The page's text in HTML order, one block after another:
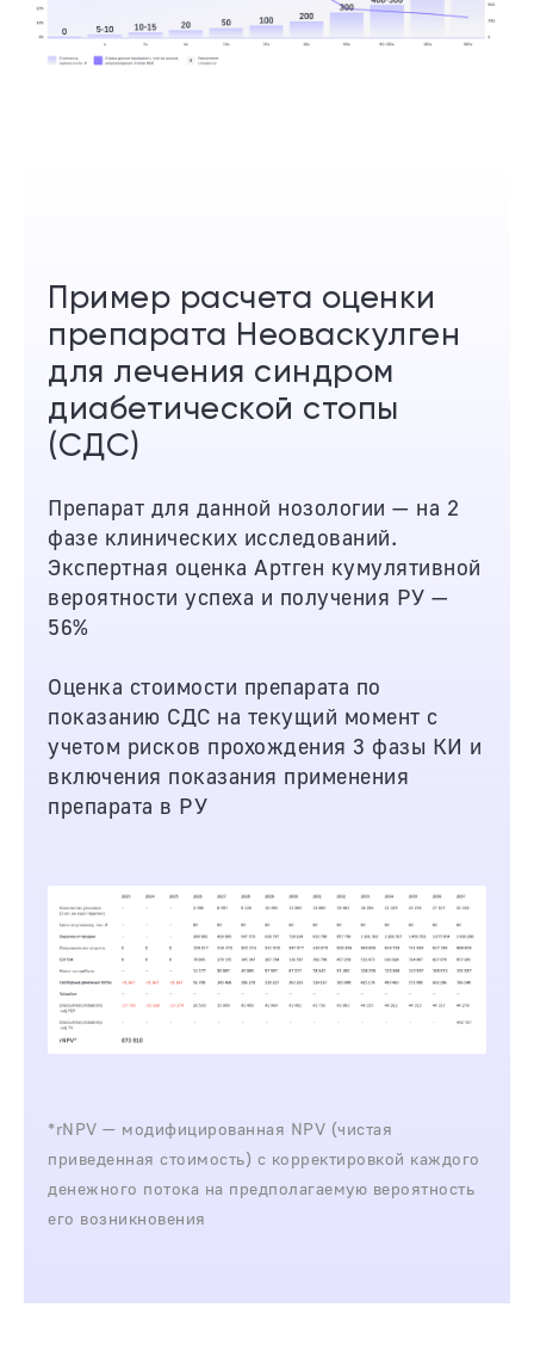
Пример расчета оценки
препарата Неоваскулген
для лечения синдром
диабетической стопы
(СДС)
Препарат для данной нозологии — на 2
фазе клинических исследований.
Экспертная оценка Артген кумулятивной
вероятности успеха и получения РУ —
56%
Оценка стоимости препарата по
показанию СДС на текущий момент с
учетом рисков прохождения 3 фазы КИ и
включения показания применения
препарата в РУ
*rNPV — модифицированная NPV (чистая
приведенная стоимость) с корректировкой каждого
денежного потока на предполагаемую вероятность
его возникновения